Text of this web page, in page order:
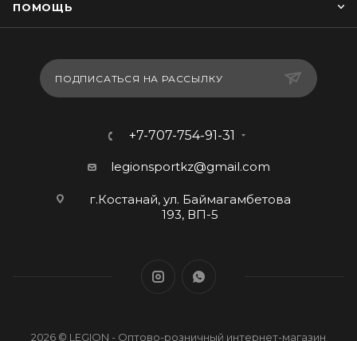
ПОМОЩЬ
ПОДПИСАТЬСЯ НА РАССЫЛКУ
+7-707-754-91-31
legionsportkz@gmail.com
г.Костанай, ул. Баймагамбетова
193, ВП-5
2026 © LEGION - Оптово-розничный интернет-магазин